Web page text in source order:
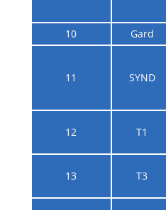
10
Gard
11 SYND
12 T1
13 T3